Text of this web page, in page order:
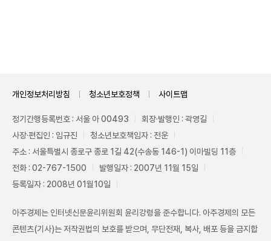
개인정보처리방침 청소년보호정책 사이트맵
정기간행등록번호 : 서울 아 00493
회장·발행인 : 곽영길
사장·편집인 : 임규진
청소년보호책임자 : 전운
주소 : 서울특별시 종로구 종로 1길 42(수송동 146-1) 이마빌딩 11층
전화 : 02-767-1500
발행일자 : 2007년 11월 15일
등록일자 : 2008년 01월10일
아주경제는 인터넷신문윤리위원회 윤리강령을 준수합니다. 아주경제의 모든
콘텐츠(기사)는 저작권법의 보호를 받으며, 무단전재, 복사, 배포 등을 금지합